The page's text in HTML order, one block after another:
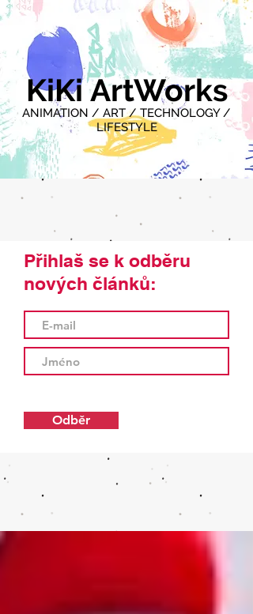
KiKi ArtWorks
ANIMATION / ART / TECHNOLOGY /
LIFESTYLE
Přihlaš se k odběru
nových článků:
Odběr